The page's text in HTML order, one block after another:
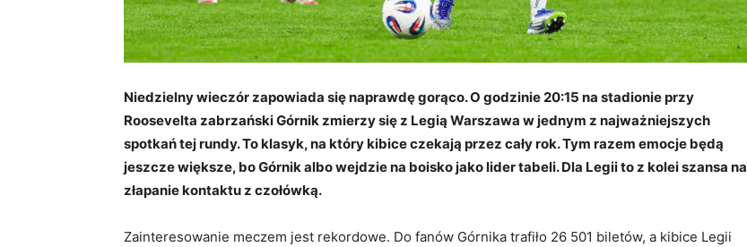
Niedzielny wieczór zapowiada się naprawdę gorąco. O godzinie 20:15 na stadionie przy
Roosevelta zabrzański Górnik zmierzy się z Legią Warszawa w jednym z najważniejszych
spotkań tej rundy. To klasyk, na który kibice czekają przez cały rok. Tym razem emocje będą
jeszcze większe, bo Górnik albo wejdzie na boisko jako lider tabeli. Dla Legii to z kolei szansa na
złapanie kontaktu z czołówką.
Zainteresowanie meczem jest rekordowe. Do fanów Górnika trafiło 26 501 biletów, a kibice Legii